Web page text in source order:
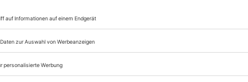
Lesegenuss auf
Zugang zum